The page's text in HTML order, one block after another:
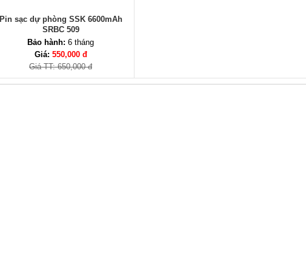
Pin sạc dự phòng SSK 6600mAh
SRBC 509
Bảo hành: 6 tháng
Giá: 550,000 đ
Giá TT: 650,000 đ